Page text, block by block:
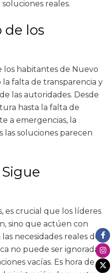
reales.
de los
los habitantes de Nuevo
la falta de transparencia y
las autoridades. Desde
hasta la falta de
a emergencias, la
las soluciones parecen
es crucial que los líderes
sino que actúen con
necesidades reales de
no puede ser ignorada
vacías. Es hora de